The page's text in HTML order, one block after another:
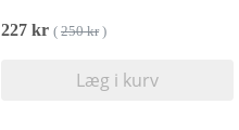
227 kr ( 250 kr)
Læg i kurv